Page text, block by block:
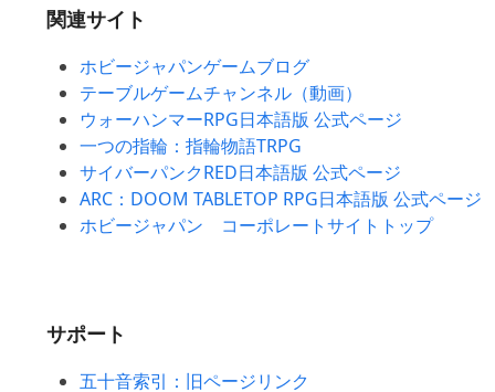
関連サイト
ホビージャパンゲームブログ
テーブルゲームチャンネル（動画）
ウォーハンマーRPG日本語版 公式ページ
一つの指輪：指輪物語TRPG
サイバーパンクRED日本語版 公式ページ
ARC：DOOM TABLETOP RPG日本語版 公式ページ
ホビージャパン コーポレートサイトトップ
サポート
五十音索引：旧ページリンク